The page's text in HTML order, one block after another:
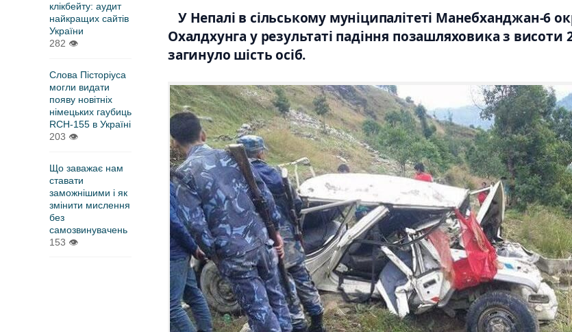
У Непалі в сільському муніципалітеті Манебханджан-6
Охалдхунга у результаті падіння позашляховика з висоти
загинуло шість осіб.
клікбейту: аудит
найкращих сайтів
України
282 👁
Слова Пісторіуса
могли видати
появу новітніх
німецьких гаубиць
RCH-155 в Україні
203 👁
Що заважає нам
ставати
заможнішими і як
змінити мислення
без
самозвинувачень
153 👁